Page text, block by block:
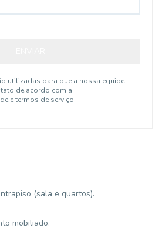
utilizadas para que a nossa equipe
de acordo com a
e termos de serviço
(sala e quartos).
mobiliado.